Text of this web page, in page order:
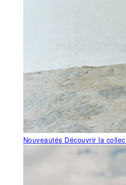
Nouveautés Découvrir la